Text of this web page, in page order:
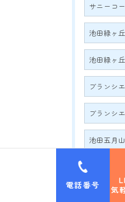
サニーコ
池田緑ヶ
池田緑ヶ
ブランシ
ブランシ
池田五月
池田五月
伏尾台A
電話番号
気